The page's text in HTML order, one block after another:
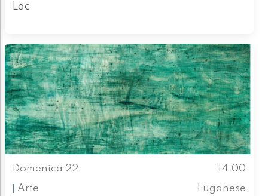
Lac
Domenica 22
14.00
Arte
Luganese